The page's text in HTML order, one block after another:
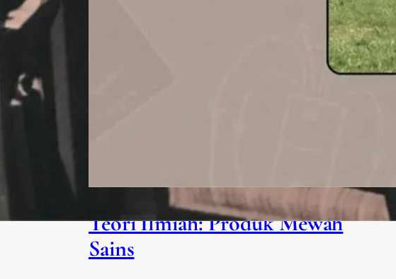
Teori Ilmiah: Produk Mewah
Sains